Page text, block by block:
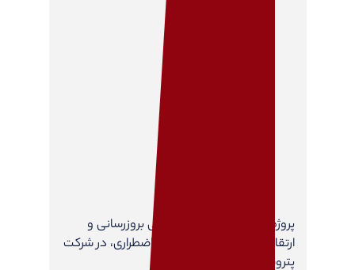
پروژه خدمات مشاوره مهندسی بروزرسانی و
ارتقاء سیستم مدیریت شرایط اضطراری، در شرکت
پتروشیمی فرسا شیمی